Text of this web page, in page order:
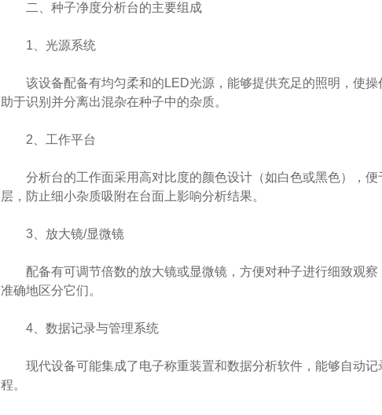
二、种子净度分析台的主要组成
1、光源系统
该设备配备有均匀柔和的LED光源，能够提供充足的照明，使操
助于识别并分离出混杂在种子中的杂质。
2、工作平台
分析台的工作面采用高对比度的颜色设计（如白色或黑色），便
层，防止细小杂质吸附在台面上影响分析结果。
3、放大镜/显微镜
配备有可调节倍数的放大镜或显微镜，方便对种子进行细致观察
准确地区分它们。
4、数据记录与管理系统
现代设备可能集成了电子称重装置和数据分析软件，能够自动记
程。